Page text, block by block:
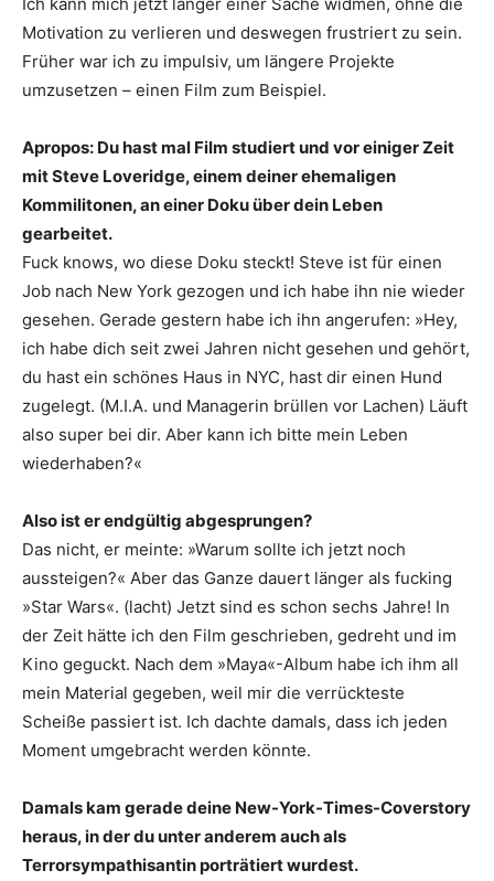
Motivation zu verlieren und deswegen frustriert zu sein.
Früher war ich zu impulsiv, um längere Projekte
umzusetzen – einen Film zum Beispiel.
Apropos: Du hast mal Film studiert und vor einiger Zeit
mit Steve Loveridge, einem deiner ehemaligen
Kommilitonen, an einer Doku über dein Leben
gearbeitet.
Fuck knows, wo diese Doku steckt! Steve ist für einen
Job nach New York gezogen und ich habe ihn nie wieder
gesehen. Gerade gestern habe ich ihn angerufen: »Hey,
ich habe dich seit zwei Jahren nicht gesehen und gehört,
du hast ein schönes Haus in NYC, hast dir einen Hund
zugelegt. (M.I.A. und Managerin brüllen vor Lachen) Läuft
also super bei dir. Aber kann ich bitte mein Leben
wiederhaben?«
Also ist er endgültig abgesprungen?
Das nicht, er meinte: »Warum sollte ich jetzt noch
aussteigen?« Aber das Ganze dauert länger als fucking
»Star Wars«. (lacht) Jetzt sind es schon sechs Jahre! In
der Zeit hätte ich den Film geschrieben, gedreht und im
Kino geguckt. Nach dem »Maya«-Album habe ich ihm all
mein Material gegeben, weil mir die verrückteste
Scheiße passiert ist. Ich dachte damals, dass ich jeden
Moment umgebracht werden könnte.
Damals kam gerade deine New-York-Times-Cover­story
heraus, in der du unter anderem auch als
Terrorsympathisantin porträtiert wurdest.